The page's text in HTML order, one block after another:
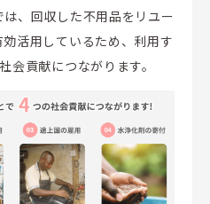
、回収した不用品をリユー
活用しているため、利用す
会貢献につながります。